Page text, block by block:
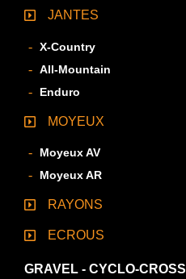
JANTES
X-Country
All-Mountain
Enduro
MOYEUX
Moyeux AV
Moyeux AR
RAYONS
ECROUS
GRAVEL - CYCLO-CROSS